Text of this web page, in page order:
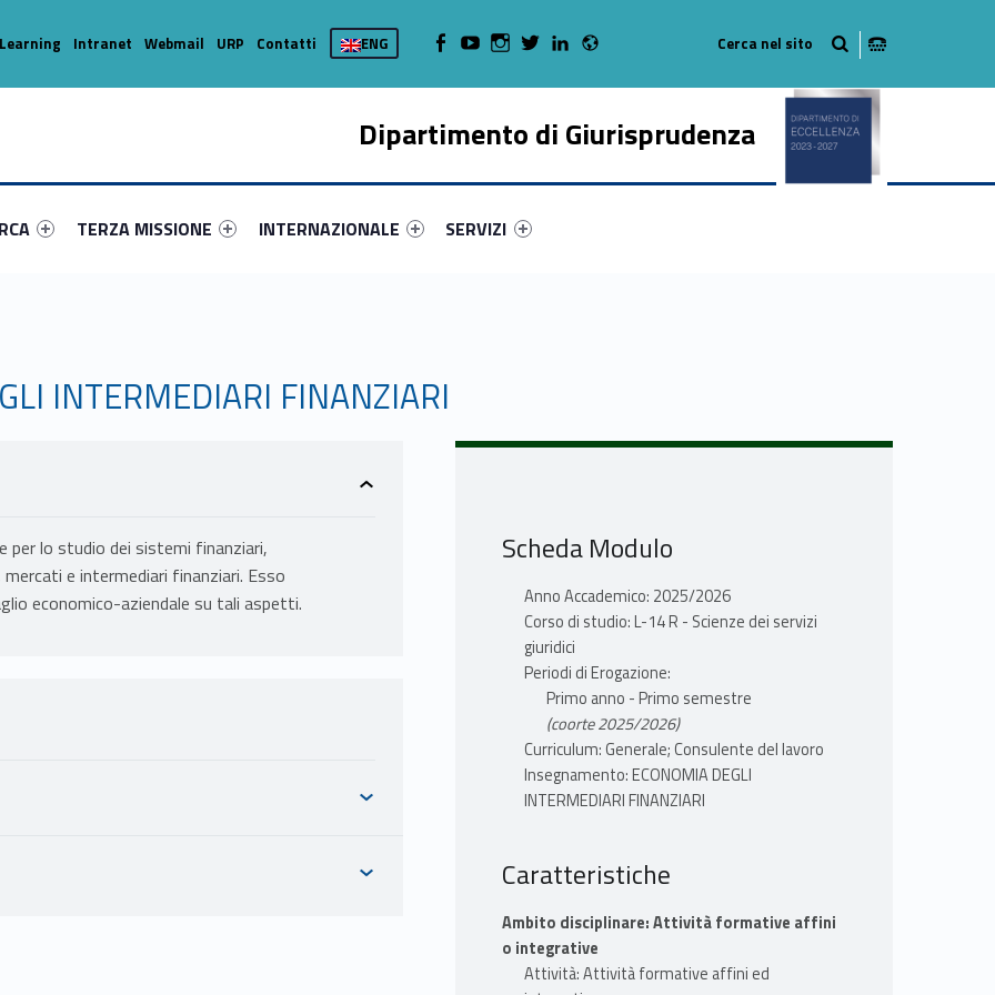
Dipartimento di Giurisprudenza
primary-20917-16
#link-menu-primary-58620-37
Link identifier #link-menu-primary-77004-45
TERZA MISSIONE
Link identifier #link-menu-primary-16789-50
INTERNAZIONALE
Link identifier #link-menu-primary-19671-62
SERVIZI
Intranet Webmail URP Contatti ENG WebMan on Facebook
WebMan on YoutubeWebMan on Instagram
WebMan on TwitterWebMan on LinkedIn
INTERMEDIARI FINANZIARI
per lo studio dei sistemi finanziari,
e intermediari finanziari. Esso
economico-aziendale su tali aspetti.
Scheda Modulo
Anno Accademico: 2025/2026
Corso di studio: L-14 R - Scienze dei servizi
giuridici
Periodi di Erogazione:
Primo anno - Primo semestre
(coorte 2025/2026)
Curriculum: Generale; Consulente del lavoro
Insegnamento: ECONOMIA DEGLI
INTERMEDIARI FINANZIARI
Caratteristiche
Ambito disciplinare: Attività formative affini
o integrative
Attività: Attività formative affini ed